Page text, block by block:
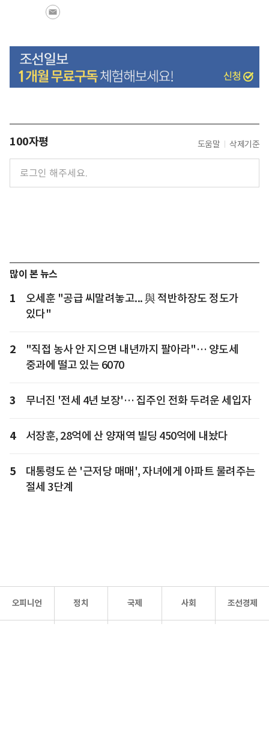
100자평 도움말 삭제기준
많이 본 뉴스
1
오세훈 "공급 씨말려놓고... 與 적반하장도 정도가
있다"
2
"직접 농사 안 지으면 내년까지 팔아라"… 양도세
중과에 떨고 있는 6070
3 무너진 '전세 4년 보장'… 집주인 전화 두려운 세입자
4 서장훈, 28억에 산 양재역 빌딩 450억에 내놨다
5
대통령도 쓴 '근저당 매매', 자녀에게 아파트 물려주는
절세 3단계
오피니언 정치 국제 사회 조선경제